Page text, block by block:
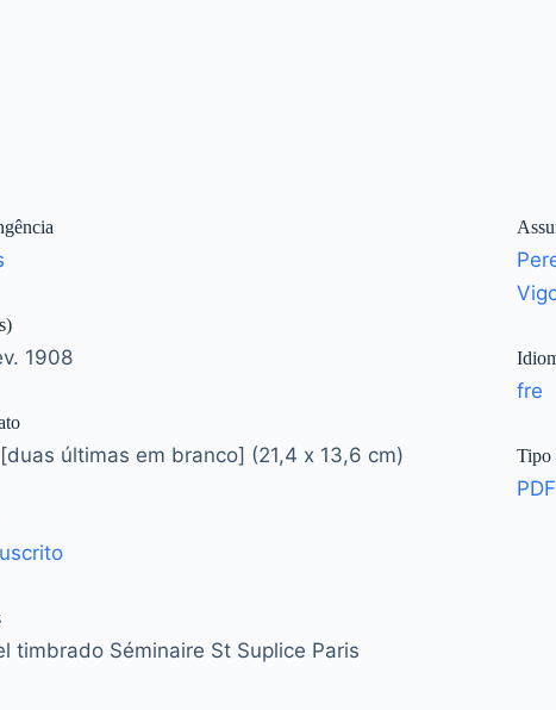
1908
últimas em branco] (21,4 x 13,6 cm)
timbrado Séminaire St Suplice Paris
fre
Tipo
PDF